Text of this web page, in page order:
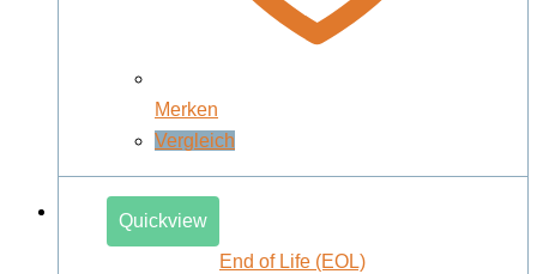
Merken
Vergleich
Quickview
End of Life (EOL)